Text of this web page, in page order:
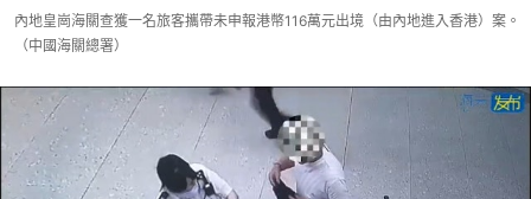
內地皇崗海關查獲一名旅客攜帶未申報港幣116萬元出境（由內地進入香港）案。
（中國海關總署）